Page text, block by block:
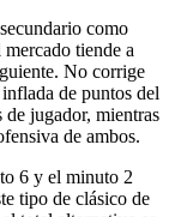
como
tiende a
No corrige
de puntos del
jugador, mientras
de ambos.
6 y el minuto 2
tipo de clásico de